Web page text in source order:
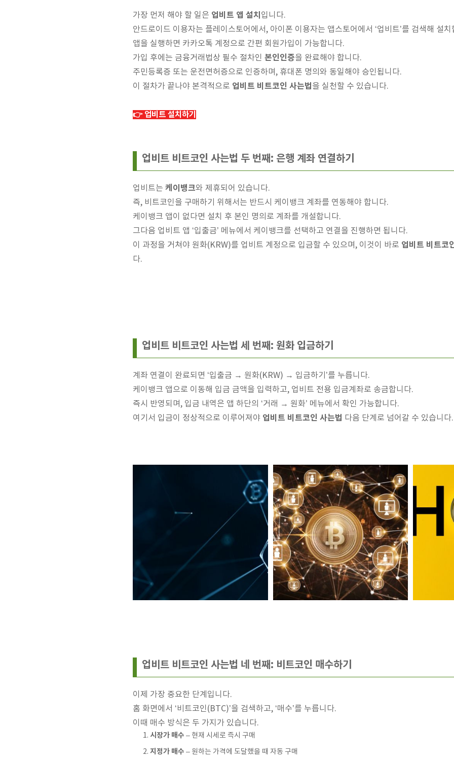
가장 먼저 해야 할 일은 업비트 앱 설치 입니다.
안드로이드 이용자는 플레이스토어에서, 아이폰 이용자는 앱스토어에서 ‘업비트’를 검색해 설치
앱을 실행하면 카카오톡 계정으로 간편 회원가입이 가능합니다.
가입 후에는 금융거래법상 필수 절차인 본인인증을 완료해야 합니다.
주민등록증 또는 운전면허증으로 인증하며, 휴대폰 명의와 동일해야 승인됩니다.
이 절차가 끝나야 본격적으로 업비트 비트코인 사는법 을 실천할 수 있습니다.
👉 업비트 설치하기
업비트 비트코인 사는법 두 번째: 은행 계좌 연결하기
업비트는 케이뱅크와 제휴되어 있습니다.
즉, 비트코인을 구매하기 위해서는 반드시 케이뱅크 계좌를 연동해야 합니다.
케이뱅크 앱이 없다면 설치 후 본인 명의로 계좌를 개설합니다.
그다음 업비트 앱 ‘입출금’ 메뉴에서 케이뱅크를 선택하고 연결을 진행하면 됩니다.
이 과정을 거쳐야 원화(KRW)를 업비트 계정으로 입금할 수 있으며, 이것이 바로 업비트 비트코
다.
업비트 비트코인 사는법 세 번째: 원화 입금하기
계좌 연결이 완료되면 ‘입출금 → 원화(KRW) → 입금하기’를 누릅니다.
케이뱅크 앱으로 이동해 입금 금액을 입력하고, 업비트 전용 입금계좌로 송금합니다.
즉시 반영되며, 입금 내역은 앱 하단의 ‘거래 → 원화’ 메뉴에서 확인 가능합니다.
여기서 입금이 정상적으로 이루어져야 업비트 비트코인 사는법 다음 단계로 넘어갈 수 있습니다.
업비트 비트코인 사는법 네 번째: 비트코인 매수하기
이제 가장 중요한 단계입니다.
홈 화면에서 ‘비트코인(BTC)’을 검색하고, ‘매수’를 누릅니다.
이때 매수 방식은 두 가지가 있습니다.
시장가 매수 – 현재 시세로 즉시 구매
지정가 매수 – 원하는 가격에 도달했을 때 자동 구매